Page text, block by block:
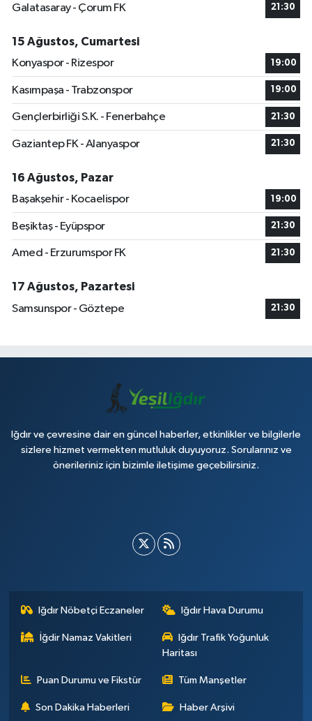
Galatasaray - Çorum FK
21:30
15 Ağustos, Cumartesi
Konyaspor - Rizespor
19:00
Kasımpaşa - Trabzonspor 19:00
Gençlerbirliği S.K. - Fenerbahçe 21:30
Gaziantep FK - Alanyaspor 21:30
16 Ağustos, Pazar
Başakşehir - Kocaelispor
19:00
Beşiktaş - Eyüpspor 21:30
Amed - Erzurumspor FK 21:30
17 Ağustos, Pazartesi
Samsunspor - Göztepe
21:30
Iğdır ve çevresine dair en güncel haberler, etkinlikler ve bilgilerle
sizlere hizmet vermekten mutluluk duyuyoruz. Sorularınız ve
önerileriniz için bizimle iletişime geçebilirsiniz.
Iğdır Nöbetçi Eczaneler Iğdır Hava Durumu
İğdir Namaz Vakitleri
Iğdır Trafik Yoğunluk
Haritası
Puan Durumu ve Fikstür Tüm Manşetler
Son Dakika Haberleri Haber Arşivi